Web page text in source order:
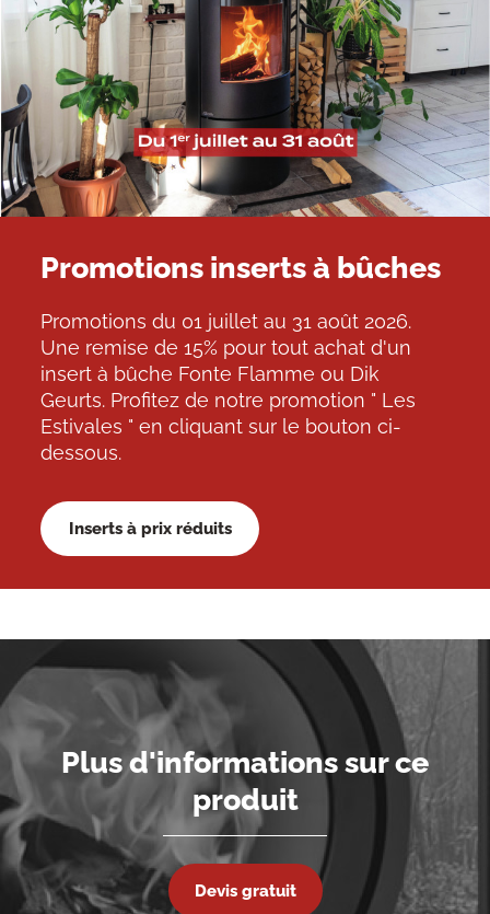
Promotions inserts à bûches
Promotions du 01 juillet au 31 août 2026.
Une remise de 15% pour tout achat d'un
insert à bûche Fonte Flamme ou Dik
Geurts. Profitez de notre promotion " Les
Estivales " en cliquant sur le bouton ci-
dessous.
Inserts à prix réduits
Plus d'informations sur ce
produit
Devis gratuit